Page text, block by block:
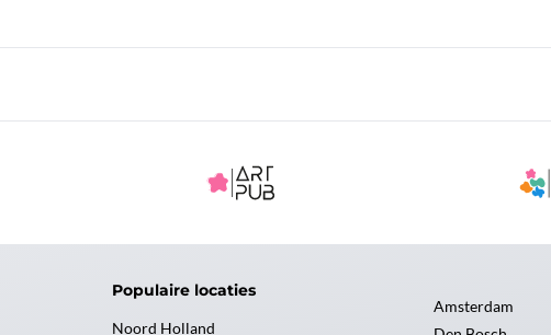
Populaire locaties
Noord Holland
Amsterdam